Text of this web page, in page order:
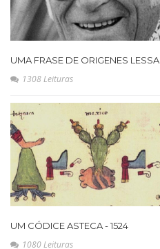
UMA FRASE DE ORIGENES LESSA
1308 Leituras
UM CÓDICE ASTECA - 1524
1080 Leituras